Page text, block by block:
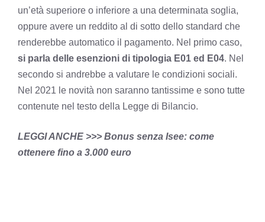
un’età superiore o inferiore a una determinata soglia,
oppure avere un reddito al di sotto dello standard che
renderebbe automatico il pagamento. Nel primo caso,
si parla delle esenzioni di tipologia E01 ed E04. Nel
secondo si andrebbe a valutare le condizioni sociali.
Nel 2021 le novità non saranno tantissime e sono tutte
contenute nel testo della Legge di Bilancio.
LEGGI ANCHE >>> Bonus senza Isee: come
ottenere fino a 3.000 euro